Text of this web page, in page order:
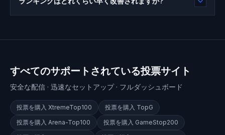
すべてのサポートされている投票サイト
安全な配信 · 迅速なセットアップ · フルダッシュボード
投票を購入 XtremeTop100 投票を購入 TopG
投票を購入 Arena-Top100 投票を購入 GameStop200